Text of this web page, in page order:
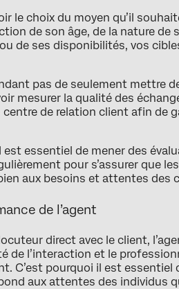
le choix du moyen qu’il
de son âge, de la nature de
de ses disponibilités, vos
pas de seulement mettre
mesurer la qualité des
centre de relation client afin de
est essentiel de mener des
pour s’assurer que
aux besoins et attentes des
de l’agent
direct avec le client,
de l’interaction et le
C’est pourquoi il est essentiel
aux attentes des individus